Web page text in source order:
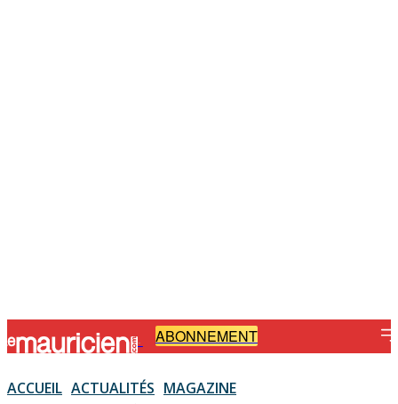
- ABONNEMENT
ACCUEIL ACTUALITÉS MAGAZINE